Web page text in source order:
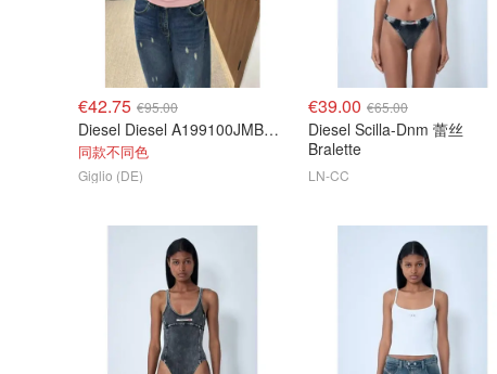
€42.75 €95.00
Diesel Diesel A199100JMBA 白色棉T恤
同款不同色
Giglio (DE)
€39.00 €65.00
Diesel Scilla-Dnm 蕾丝
Bralette
LN-CC